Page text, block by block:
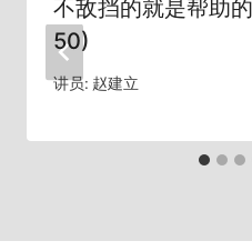
不敌挡的就是帮助
50)
讲员: 赵建立